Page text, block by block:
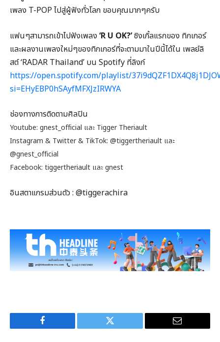
เพลง T-POP ไปสู่ผู้ฟังทั่วโลก ขอบคุณมากๆครับ
แฟนๆสามารถเข้าไปฟังเพลง ‘R U OK?’ซิงเกิ้ลแรกของ ทิกเกอร์
และผลงานเพลงใหม่ๆของทิกเกอร์ที่จะตามมาในปีนี้ได้ใน เพลย์ลิ
สต์ ‘RADAR Thailand’ บน Spotify ที่ลิงก์
https://open.spotify.com/playlist/
si=EHyEBP0hSAyfMFXJzIRWYA
ช่องทางการติดตามศิลปิน
Youtube: gnest_official และ Tigger Theriault
Instagram & Twitter & TikTok: @tiggertheriault และ
@gnest_official
Facebook: tiggertheriault และ gnest
อินสตาแกรมส่วนตัว : @tiggerachira
Facebook Twitter Email